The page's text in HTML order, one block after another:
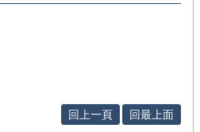
回上一頁 回最上面